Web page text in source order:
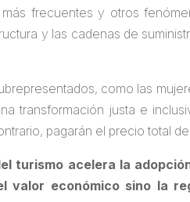
frecuentes y otros
y las cadenas de
como las
transformación justa e
pagarán el precio total
turismo acelera la
económico sino la